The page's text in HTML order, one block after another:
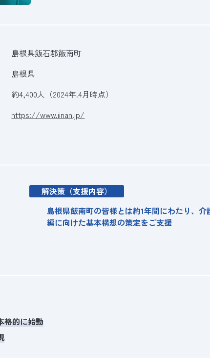
島根県飯石郡飯南町
島根県
約4,400人（2024年.4月時点）
https://www.iinan.jp/
解決策（支援内容）
島根県飯南町の皆様とは約1年間にわたり、
編に向けた基本構想の策定をご支援
格的に始動